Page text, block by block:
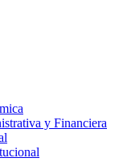
y Financiera